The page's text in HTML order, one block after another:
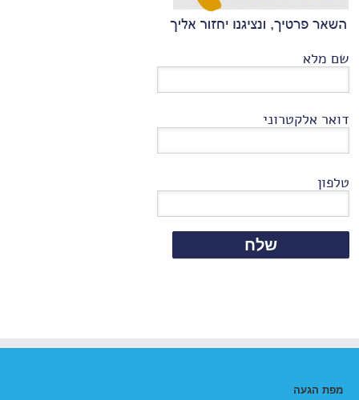
שם מלא
דואר אלקטרוני
טלפון
מפת הגעה